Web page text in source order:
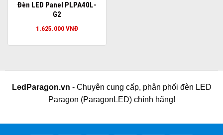
Đèn LED Panel PLPA40L-
G2
1.625.000VNĐ
LedParagon.vn - Chuyên cung cấp, phân phối đèn LED
Paragon (ParagonLED) chính hãng!